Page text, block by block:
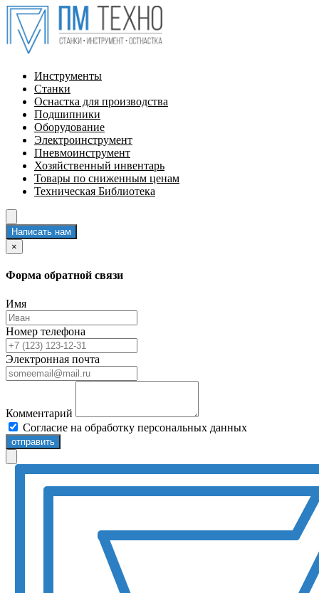
Инструменты
Станки
Оснастка для производства
Подшипники
Оборудование
Электроинструмент
Пневмоинструмент
Хозяйственный инвентарь
Товары по сниженным ценам
Техническая Библиотека
Написать нам
×
Форма обратной связи
Имя
Номер телефона
Электронная почта
Комментарий
Согласие на обработку персональных данных
отправить